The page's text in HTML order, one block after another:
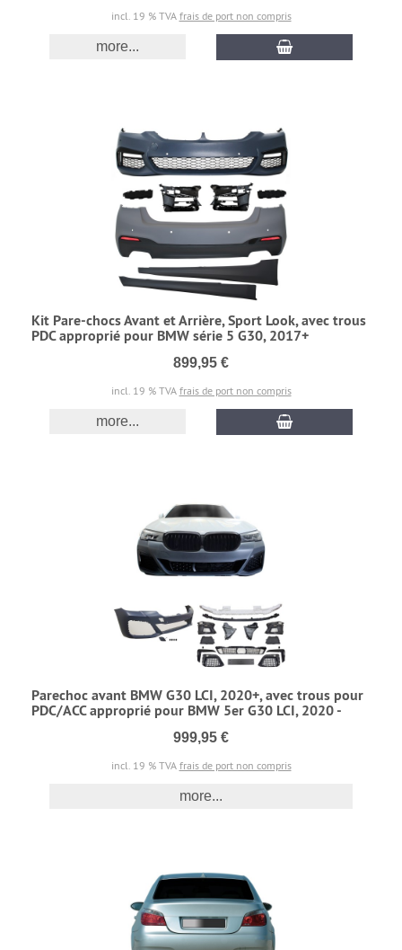
incl. 19 % TVA frais de port non compris
more...
Kit Pare-chocs Avant et Arrière, Sport Look, avec trous
PDC approprié pour BMW série 5 G30, 2017+
899,95 €
incl. 19 % TVA frais de port non compris
more...
Parechoc avant BMW G30 LCI, 2020+, avec trous pour
PDC/ACC approprié pour BMW 5er G30 LCI, 2020 -
999,95 €
incl. 19 % TVA frais de port non compris
more...